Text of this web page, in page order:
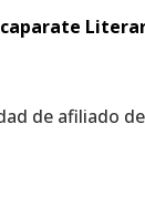
de afiliado